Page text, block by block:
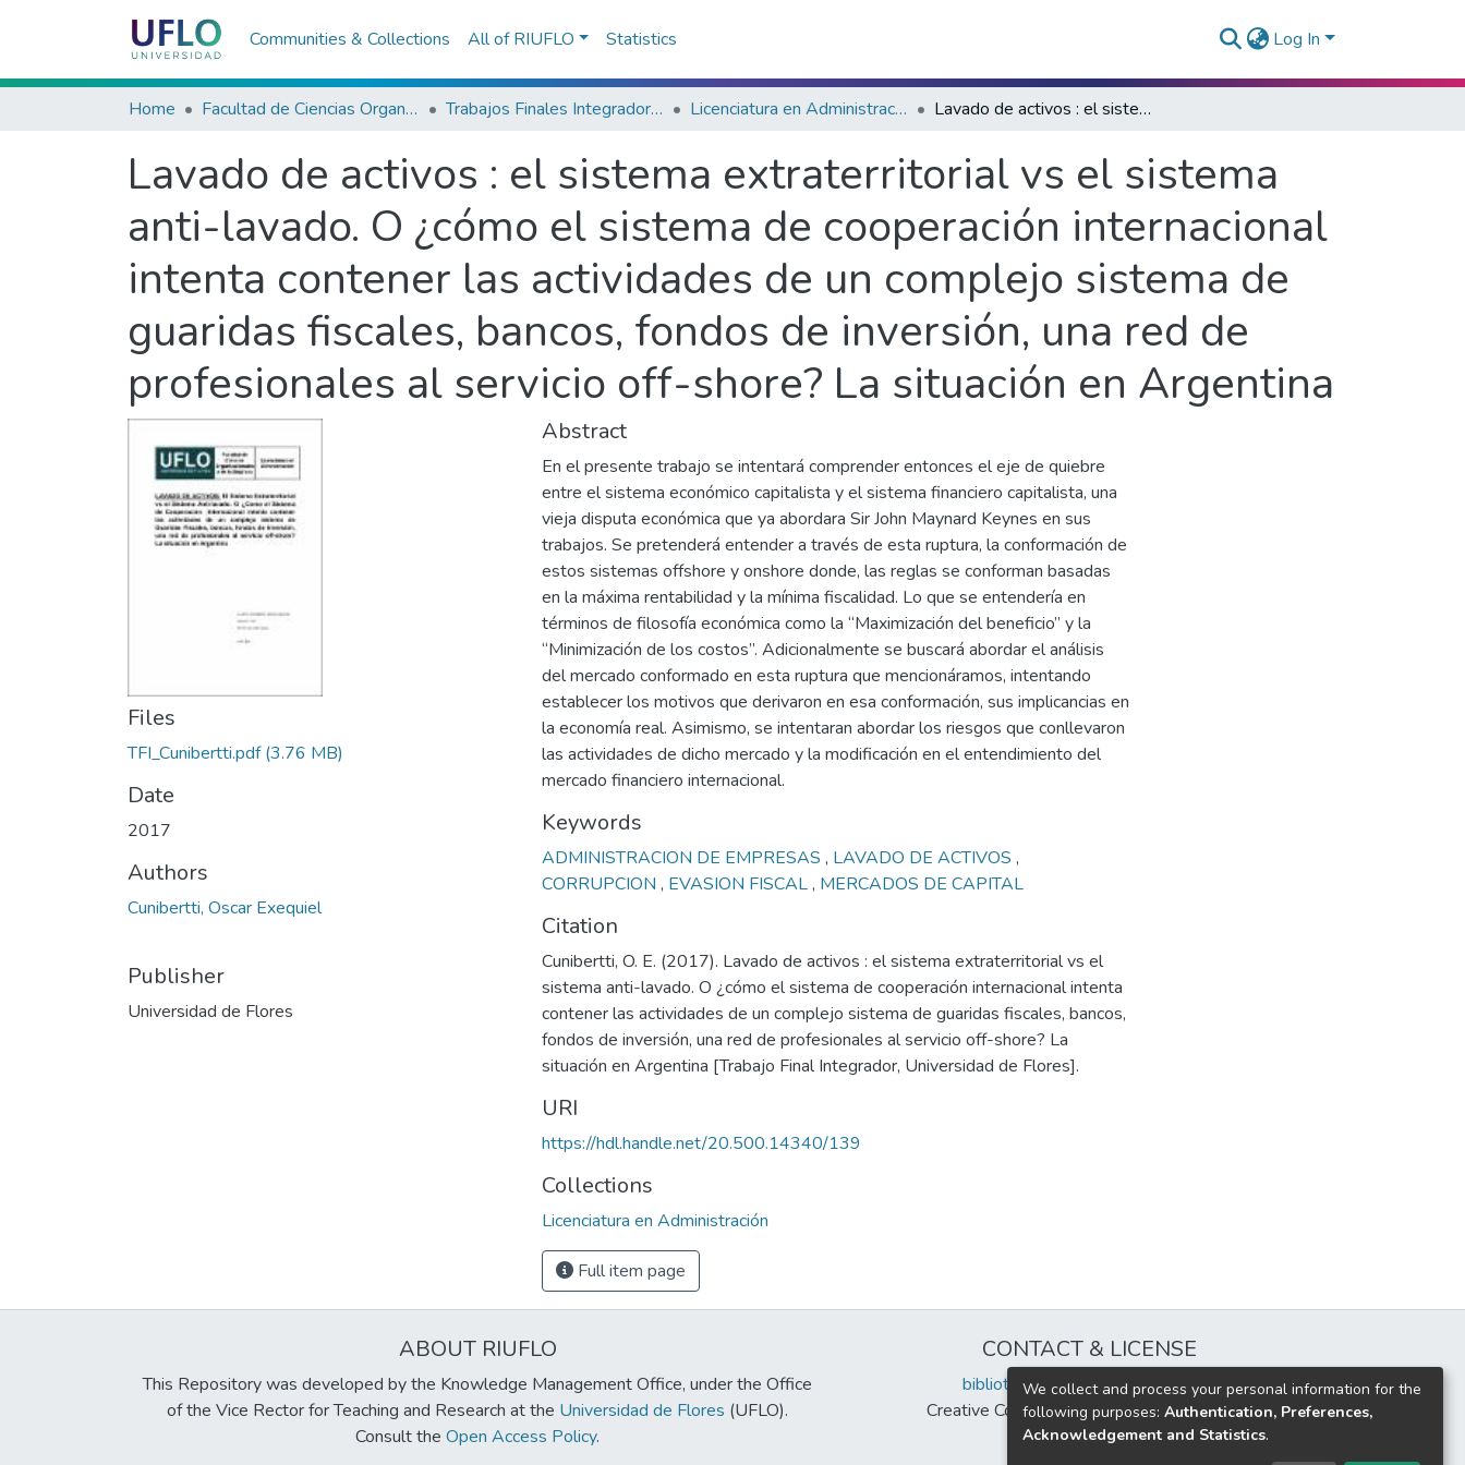
Communities & Collections All of RIUFLO Statistics Log In
Home Facultad de Ciencias Organizacionales y de la Empresa Trabajos Finales Integradores (TFI) Licenciatura en Administración Lavado de activos : el sistema extraterritorial vs el sistema anti-lavado. O ¿cómo el sistema de cooperación internacional intenta contener las actividades de un complejo sistema de guaridas fiscales, bancos, fondos de inversión, una red de profesionales al servicio off-shore? La situación en Argentina
Lavado de activos : el sistema extraterritorial vs el sistema
anti-lavado. O ¿cómo el sistema de cooperación internacional
intenta contener las actividades de un complejo sistema de
guaridas fiscales, bancos, fondos de inversión, una red de
profesionales al servicio off-shore? La situación en Argentina
Files
TFI_Cunibertti.pdf(3.76 MB)
Date
2017
Authors
Cunibertti, Oscar Exequiel
Publisher
Universidad de Flores
Abstract
En el presente trabajo se intentará comprender entonces el eje de quiebre
entre el sistema económico capitalista y el sistema financiero capitalista, una
vieja disputa económica que ya abordara Sir John Maynard Keynes en sus
trabajos. Se pretenderá entender a través de esta ruptura, la conformación de
estos sistemas offshore y onshore donde, las reglas se conforman basadas
en la máxima rentabilidad y la mínima fiscalidad. Lo que se entendería en
términos de filosofía económica como la “Maximización del beneficio” y la
“Minimización de los costos”. Adicionalmente se buscará abordar el análisis
del mercado conformado en esta ruptura que mencionáramos, intentando
establecer los motivos que derivaron en esa conformación, sus implicancias en
la economía real. Asimismo, se intentaran abordar los riesgos que conllevaron
las actividades de dicho mercado y la modificación en el entendimiento del
mercado financiero internacional.
Keywords
ADMINISTRACION DE EMPRESAS , LAVADO DE ACTIVOS ,
CORRUPCION , EVASION FISCAL, MERCADOS DE CAPITAL
Citation
Cunibertti, O. E. (2017). Lavado de activos : el sistema extraterritorial vs el
sistema anti-lavado. O ¿cómo el sistema de cooperación internacional intenta
contener las actividades de un complejo sistema de guaridas fiscales, bancos,
fondos de inversión, una red de profesionales al servicio off-shore? La
situación en Argentina [Trabajo Final Integrador, Universidad de Flores].
URI
https://hdl.handle.net/20.500.14340/139
Collections
Licenciatura en Administración
Full item page
ABOUT RIUFLO
This Repository was developed by the Knowledge Management Office, under the Office
of the Vice Rector for Teaching and Research at the Universidad de Flores (UFLO).
Consult theOpen Access Policy.
CONTACT & LICENSE
biblioteca@uflouniversidad.edu.ar
Creative Commons LicenseBY-NC-ND 4.0
We collect and process your personal information for the
following purposes: Authentication, Preferences,
Acknowledgement and Statistics.